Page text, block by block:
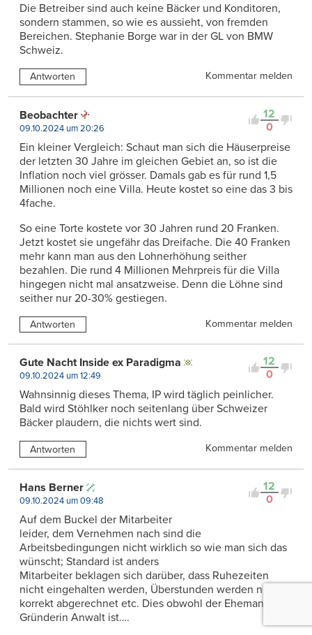
Die Betreiber sind auch keine Bäcker und Konditoren,
sondern stammen, so wie es aussieht, von fremden
Bereichen. Stephanie Borge war in der GL von BMW
Schweiz.
Antworten Kommentar melden
12
0
Beobachter
09.10.2024 um 20:26
Ein kleiner Vergleich: Schaut man sich die Häuserpreise
der letzten 30 Jahre im gleichen Gebiet an, so ist die
Inflation noch viel grösser. Damals gab es für rund 1,5
Millionen noch eine Villa. Heute kostet so eine das 3 bis
4fache.
So eine Torte kostete vor 30 Jahren rund 20 Franken.
Jetzt kostet sie ungefähr das Dreifache. Die 40 Franken
mehr kann man aus den Lohnerhöhung seither
bezahlen. Die rund 4 Millionen Mehrpreis für die Villa
hingegen nicht mal ansatzweise. Denn die Löhne sind
seither nur 20-30% gestiegen.
Antworten Kommentar melden
12
0
Gute Nacht Inside ex Paradigma
09.10.2024 um 12:49
Wahnsinnig dieses Thema, IP wird täglich peinlicher.
Bald wird Stöhlker noch seitenlang über Schweizer
Bäcker plaudern, die nichts wert sind.
Antworten Kommentar melden
12
0
Hans Berner
09.10.2024 um 09:48
Auf dem Buckel der Mitarbeiter
leider, dem Vernehmen nach sind die
Arbeitsbedingungen nicht wirklich so wie man sich das
wünscht; Standard ist anders
Mitarbeiter beklagen sich darüber, dass Ruhezeiten
nicht eingehalten werden, Überstunden werden nicht
korrekt abgerechnet etc. Dies obwohl der Ehemann der
Gründerin Anwalt ist….